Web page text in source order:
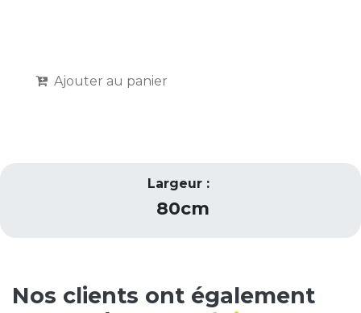
Ajouter au panier
Largeur :
80cm
Nos clients ont également